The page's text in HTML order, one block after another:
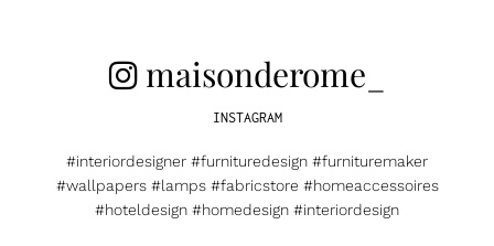
maisonderome_
INSTAGRAM
#interiordesigner #furnituredesign #furnituremaker
#wallpapers #lamps #fabricstore #homeaccessoires
#hoteldesign #homedesign #interiordesign